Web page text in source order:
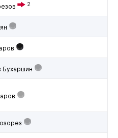
2
Бухаршин